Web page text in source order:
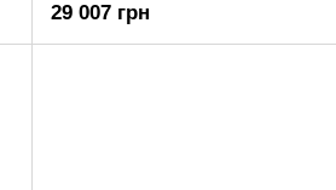
29 007 грн